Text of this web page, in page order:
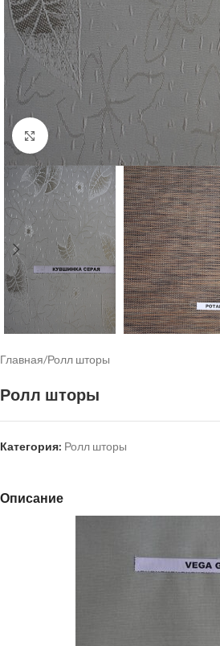
Увеличить
Главная/Ролл шторы
Ролл шторы
Категория: Ролл шторы
Описание